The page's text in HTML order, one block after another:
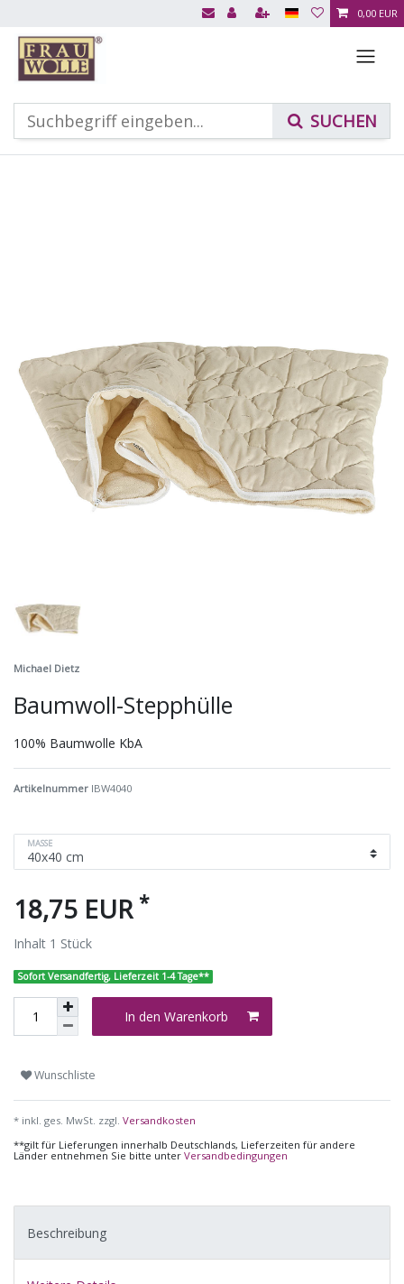
0,00 EUR
Michael Dietz
Baumwoll-Stepphülle
100% Baumwolle KbA
Artikelnummer IBW4040
MASSE
18,75 EUR *
Inhalt 1 Stück
Sofort Versandfertig, Lieferzeit 1-4 Tage**
In den Warenkorb
Wunschliste
* inkl. ges. MwSt. zzgl. Versandkosten
**gilt für Lieferungen innerhalb Deutschlands, Lieferzeiten für andere
Länder entnehmen Sie bitte unter Versandbedingungen
Beschreibung